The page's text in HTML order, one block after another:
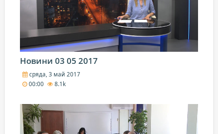
Новини 03 05 2017
сряда, 3 май 2017
00:00
8.1k